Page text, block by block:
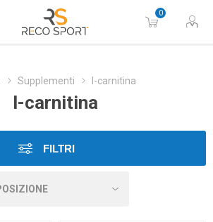
0
Supplementi l-carnitina
l-carnitina
FILTRI